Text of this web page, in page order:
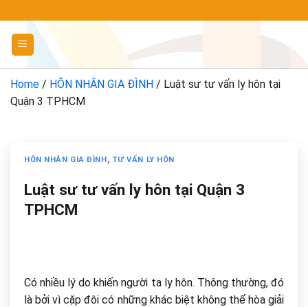
đến
dung
Home / HÔN NHÂN GIA ĐÌNH / Luật sư tư vấn ly hôn tại
Quận 3 TPHCM
HÔN NHÂN GIA ĐÌNH, TƯ VẤN LY HÔN
Luật sư tư vấn ly hôn tại Quận 3
TPHCM
Có nhiều lý do khiến người ta ly hôn. Thông thường, đó
là bởi vì cặp đôi có những khác biệt không thể hòa giải